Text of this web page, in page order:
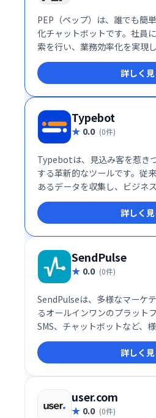
PEP（ペップ）は、誰でも簡
化チャットボットです。社員
索を行い、業務効率化を実現
要で、手軽に導入可能です。
や、社員の負担軽減に貢献しま
詳しく
Typebot
0.0 (0件)
Typebotは、見込み客を惹き
する革新的なツールです。従
あるデータを収集し、ビジネ
魅力的なインタラクションで
高め、より効果的なマーケテ
う。
詳しく
SendPulse
0.0 (0件)
SendPulseは、多様なマーケ
るオールインワンのプラット
SMS、チャットボットなど、
ンチャネルを活用したマーケ
効率的に実行できます。ユー
ターフェースで、初心者にも
ンゲージメントを高め、ビジ
詳細な分析機能も搭載し、効
詳しく
user.com
0.0 (0件)